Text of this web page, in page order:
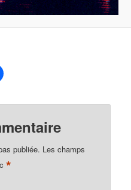
Cliquez
pour
Facebook(ouvre
nouvelle
fenêtre)
publiée. Les champs
*